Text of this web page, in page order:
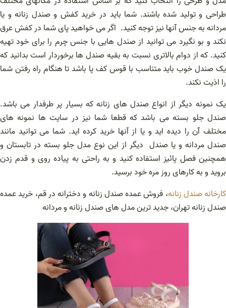
طراحی و تولید شده باشند. شما باید در خرید کفش و صندل زنانه و یا
مردانه به جنس آنها نیز توجه کنید. اگر می خواهید پای شما در کفش عرق
نکند و بو نگیرد می توانید از صندل هایی با جنس چرم را برای خود تهیه
کنید. که از دوام بالاتری نسبت به بقیه صندل ها برخوردار است بدانید که
یک صندل خوب باید متناسب با قوس کف پا باشد تا هنگام راه رفتن شما
را اذیت نکند.
یک نمونه دیگر از انواع صندل های زنانه که بسیار پر طرفدار می باشد.
صندل جلو بسته می باشد که قطعا شما نیز در سایت ها نمونه های
مختلف آن را دیده اید و یا از آنها خرید کرده اید. شما می توانید مانند
صندل مردانه و یا صندل دیگر از این نوع مدل جلو بسته در تابستان و
همچنین فصل پائیز استفاده کنید و به راحتی به پیاده روی و قدم زدن
بروید و به کارهای روز مره خود برسید.
کارخانه صندل زنانه، فروش عمده صندل زنانه و دخترانه در قم، خرید عمده
صندل زنانه تهران، جدید ترین مدل های صندل زنانه و مردانه